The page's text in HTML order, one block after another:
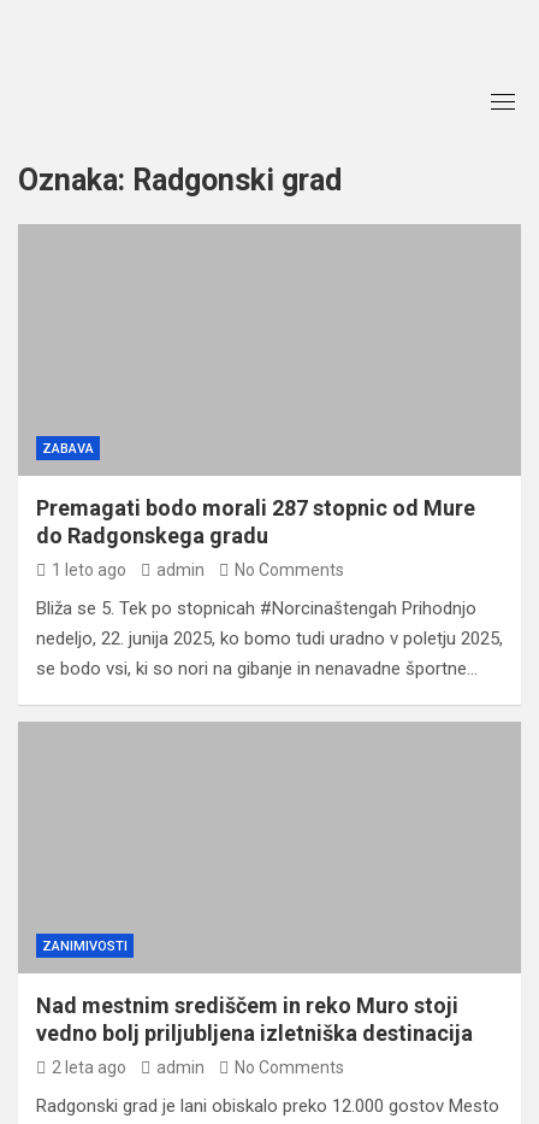
Oznaka: Radgonski grad
ZABAVA
Premagati bodo morali 287 stopnic od Mure
do Radgonskega gradu
1 leto ago admin No Comments
Bliža se 5. Tek po stopnicah #Norcinaštengah Prihodnjo
nedeljo, 22. junija 2025, ko bomo tudi uradno v poletju 2025,
se bodo vsi, ki so nori na gibanje in nenavadne športne…
ZANIMIVOSTI
Nad mestnim središčem in reko Muro stoji
vedno bolj priljubljena izletniška destinacija
2 leta ago admin No Comments
Radgonski grad je lani obiskalo preko 12.000 gostov Mesto